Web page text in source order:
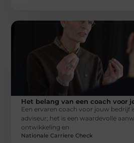
Het belang van een coach voor
Een ervaren coach voor jouw bedrijf
adviseur; het is een waardevolle
ontwikkeling en
Nationale Carriere Check